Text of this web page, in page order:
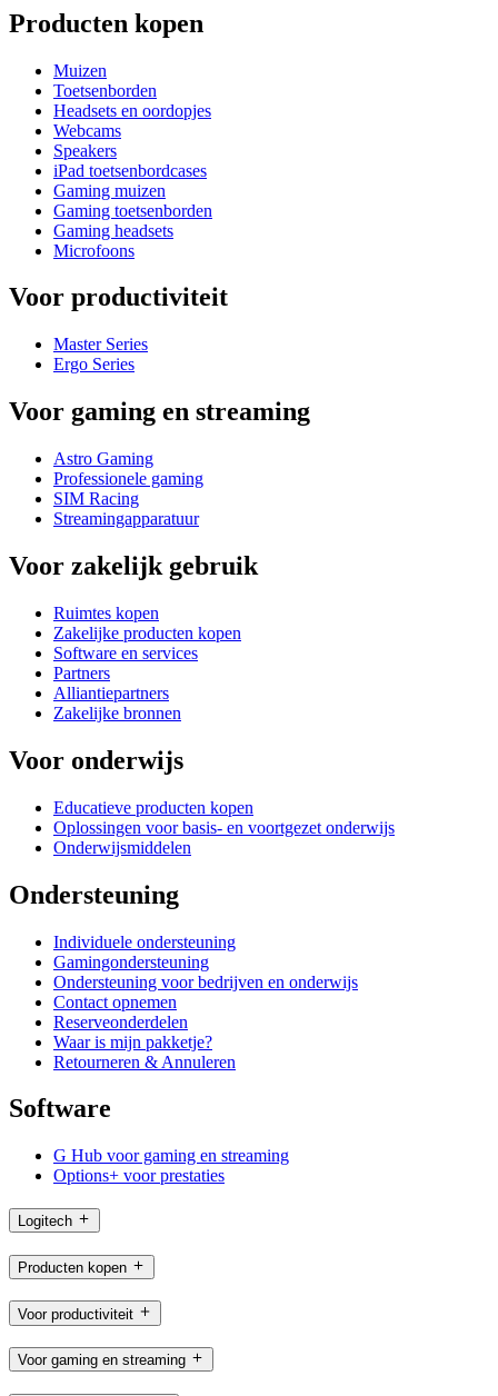
Producten kopen
Muizen
Toetsenborden
Headsets en oordopjes
Webcams
Speakers
iPad toetsenbordcases
Gaming muizen
Gaming toetsenborden
Gaming headsets
Microfoons
Voor productiviteit
Master Series
Ergo Series
Voor gaming en streaming
Astro Gaming
Professionele gaming
SIM Racing
Streamingapparatuur
Voor zakelijk gebruik
Ruimtes kopen
Zakelijke producten kopen
Software en services
Partners
Alliantiepartners
Zakelijke bronnen
Voor onderwijs
Educatieve producten kopen
Oplossingen voor basis- en voortgezet onderwijs
Onderwijsmiddelen
Ondersteuning
Individuele ondersteuning
Gamingondersteuning
Ondersteuning voor bedrijven en onderwijs
Contact opnemen
Reserveonderdelen
Waar is mijn pakketje?
Retourneren & Annuleren
Software
G Hub voor gaming en streaming
Options+ voor prestaties
Logitech
Producten kopen
Voor productiviteit
Voor gaming en streaming